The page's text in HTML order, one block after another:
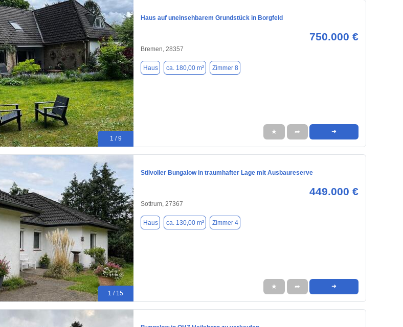
1 / 9
Haus auf uneinsehbarem Grundstück in Borgfeld
750.000 €
Bremen, 28357
Haus ca. 180,00 m² Zimmer 8
★ ➦ ➜
1 / 15
Stilvoller Bungalow in traumhafter Lage mit Ausbaureserve
449.000 €
Sottrum, 27367
Haus ca. 130,00 m² Zimmer 4
★ ➦ ➜